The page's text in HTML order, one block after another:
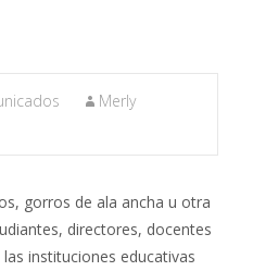
Merly
gorros de ala ancha u otra
directores, docentes
instituciones educativas